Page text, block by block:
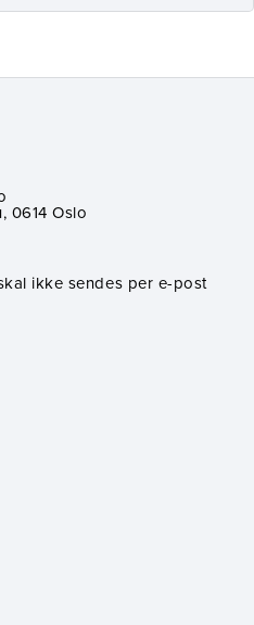
0614 Oslo
ikke sendes per e-post